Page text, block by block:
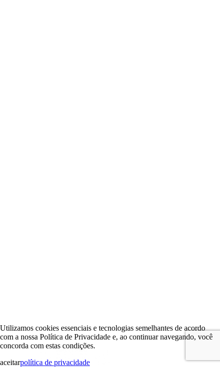
Utilizamos cookies essenciais e tecnologias semelhantes de acordo
com a nossa Política de Privacidade e, ao continuar navegando, você
concorda com estas condições.
aceitarpolítica de privacidade